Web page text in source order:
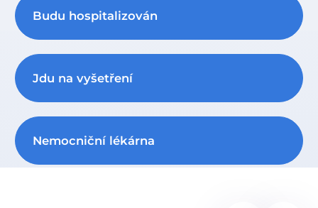
Budu hospitalizován
Jdu na vyšetření
Nemocniční lékárna